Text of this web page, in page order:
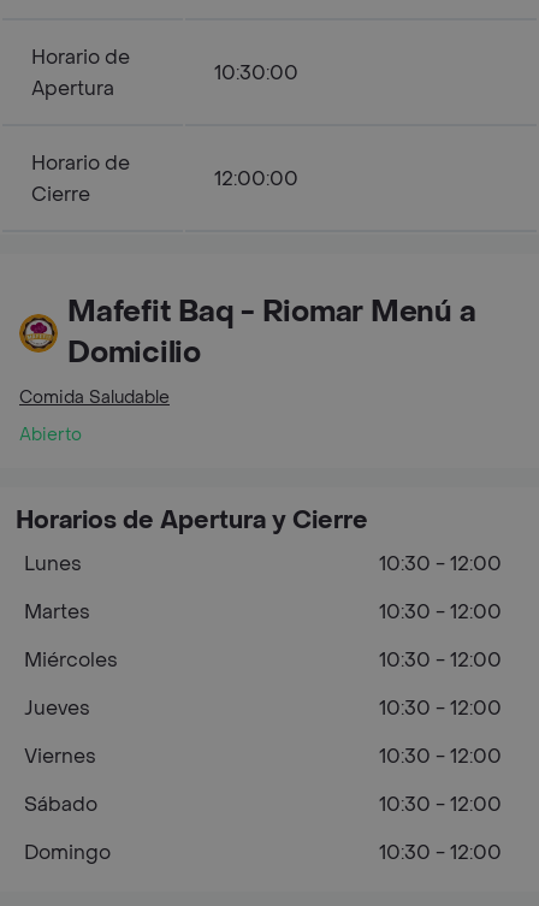
Horario de
Apertura
10:30:00
Horario de
Cierre
12:00:00
Mafefit Baq - Riomar Menú a
Domicilio
Comida Saludable
Abierto
Horarios de Apertura y Cierre
Lunes
10:30 - 12:00
Martes
10:30 - 12:00
Miércoles
10:30 - 12:00
Jueves
10:30 - 12:00
Viernes
10:30 - 12:00
Sábado
10:30 - 12:00
Domingo
10:30 - 12:00